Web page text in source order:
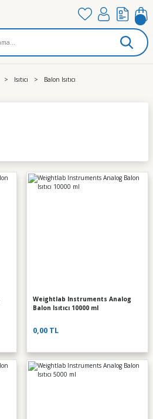
Isıtıcı Balon Isıtıcı
Weightlab Instruments Analog
Balon Isıtıcı 10000 ml
0,00 TL